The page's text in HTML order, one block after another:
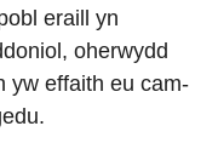
eraill yn
oherwydd
yw effaith eu cam-